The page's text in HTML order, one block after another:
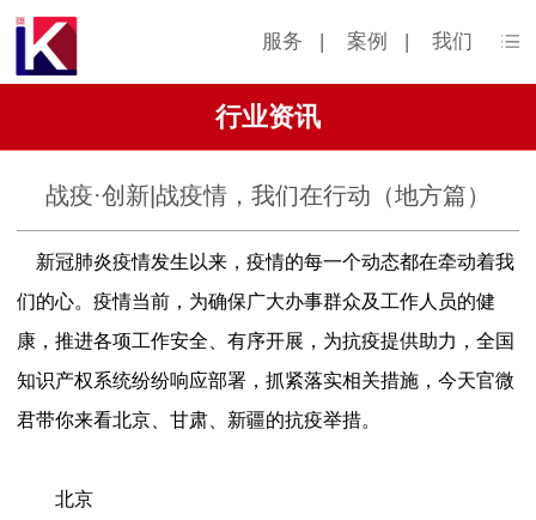
服务 | 案例 | 我们
行业资讯
战疫·创新|战疫情，我们在行动（地方篇）
新冠肺炎疫情发生以来，疫情的每一个动态都在牵动着我
们的心。疫情当前，为确保广大办事群众及工作人员的健
康，推进各项工作安全、有序开展，为抗疫提供助力，全国
知识产权系统纷纷响应部署，抓紧落实相关措施，今天官微
君带你来看北京、甘肃、新疆的抗疫举措。
北京